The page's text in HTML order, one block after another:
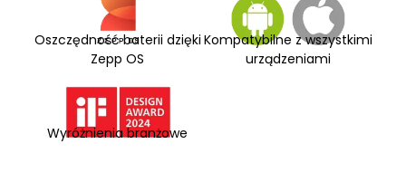
Oszczędność baterii dzięki
Zepp OS
Kompatybilne z wszystkimi
urządzeniami
Wyróżnienia branżowe